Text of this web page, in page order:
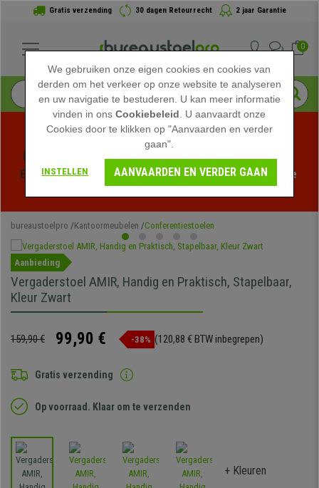
Gratis verzending 30 dagen Retourrecht 2 jaar Garantie
0
Profiteer van de Zomeruitverkoop bij bureaustoelpro!
Exclusieve kortingen voor een beperkte tijd - Bekijk de
bureaustoelpro Kantoormeubelen Conferentiestoelen
Aanbieding
Vergaderstoel AMIR, Handig en Praktisch, Stapelbaar,
Kleur Zwart
159,90 € 99,90 € -38% (120,88 € BTW inbegrepen)
Gratis verzending
Op voorraad. Klaar om te verzenden
+ Kleuren
We gebruiken onze eigen cookies en cookies van
derden om het verkeer op onze website te analyseren
en uw navigatie te bestuderen. U kan meer informatie
vinden in onsCookiebeleid . U aanvaardt onze
Cookies door te klikken op "Aanvaarden en verder
gaan".
INSTELLEN AANVAARDEN EN VERDER GAAN